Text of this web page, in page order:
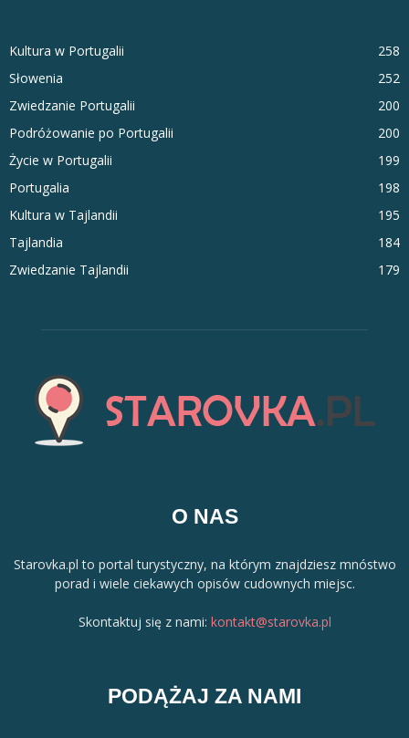
Kultura w Portugalii
258
Słowenia
252
Zwiedzanie Portugalii
200
Podróżowanie po Portugalii
200
Życie w Portugalii
199
Portugalia
198
Kultura w Tajlandii
195
Tajlandia
184
Zwiedzanie Tajlandii
179
O NAS
Starovka.pl to portal turystyczny, na którym znajdziesz mnóstwo
porad i wiele ciekawych opisów cudownych miejsc.
Skontaktuj się z nami: kontakt@starovka.pl
PODĄŻAJ ZA NAMI